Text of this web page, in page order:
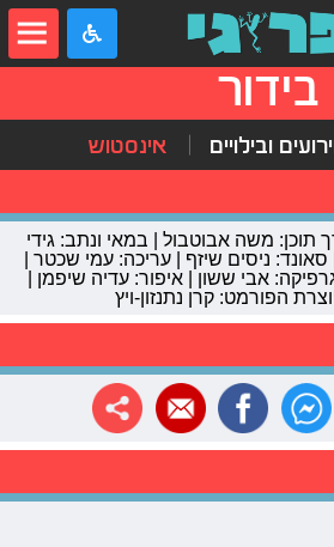
בידור
ובילויים אינסטוש
משה אבוטבול | במאי ונתב: גידי
סאונד: ניסים שיזף | עריכה: עמי שכטר |
אבי ששון | איפור: עדיה שיפמן |
הפורמט: קרן נתנזון-ויץ